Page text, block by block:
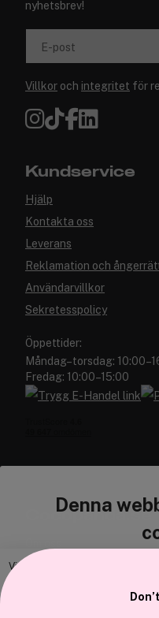
Denna
Vi använder
nyhetsbrev!
E-post
Villkor och integritet för
Kundservice
Hjälp
Kontakta oss
Leverans
Reklamation och
Användarvillkor
Sekretesspolicy
Öppettider:
Måndag–torsdag:
Fredag: 10:00–15:00
Cocopanda.se